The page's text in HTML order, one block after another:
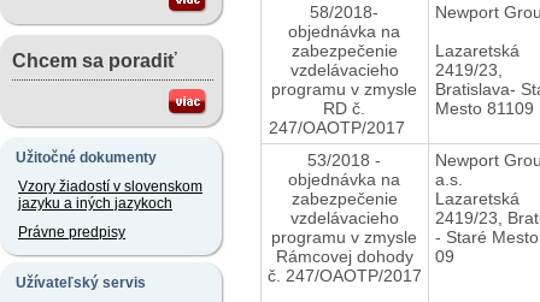
Chcem sa poradiť
Užitočné dokumenty
Vzory žiadostí v slovenskom
jazyku a iných jazykoch
Právne predpisy
Užívateľský servis
58/2018-
objednávka na
zabezpečenie
vzdelávacieho
programu v zmysle
RD č.
247/OAOTP/2017
Newport
Lazaretská
2419/23,
Bratislava-
Mesto 81109
53/2018 -
objednávka na
zabezpečenie
vzdelávacieho
programu v zmysle
Rámcovej dohody
č. 247/OAOTP/2017
Newport
a.s.
Lazaretská
2419/23,
- Staré
09